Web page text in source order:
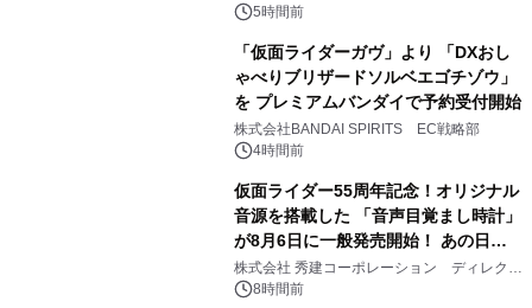
ジ新登場
5時間前
「仮面ライダーガヴ」より 「DXおし
ゃべりブリザードソルベエゴチゾウ」
を プレミアムバンダイで予約受付開始
株式会社BANDAI SPIRITS EC戦略部
4時間前
仮面ライダー55周年記念！オリジナル
音源を搭載した 「音声目覚まし時計」
が8月6日に一般発売開始！ あの日の
大興奮が今甦る
株式会社 秀建コーポレーション ディレクト
アートギャラリー
8時間前